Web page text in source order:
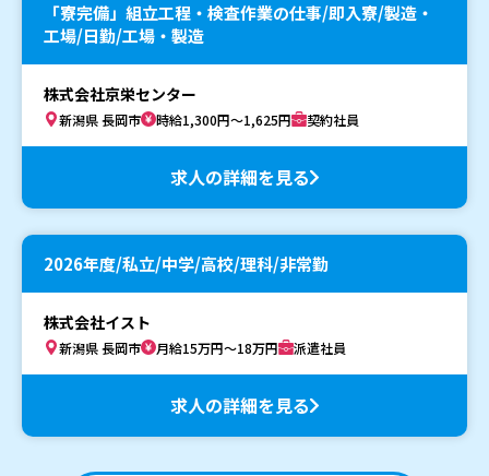
「寮完備」組立工程・検査作業の仕事/即入寮/製造・
工場/日勤/工場・製造
株式会社京栄センター
新潟県 長岡市 時給1,300円～1,625円 契約社員
求人の詳細を見る
2026年度/私立/中学/高校/理科/非常勤
株式会社イスト
新潟県 長岡市 月給15万円～18万円 派遣社員
求人の詳細を見る